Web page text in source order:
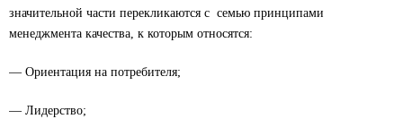
значительной части перекликаются с семью принципами
менеджмента качества, к которым относятся:
— Ориентация на потребителя;
— Лидерство;